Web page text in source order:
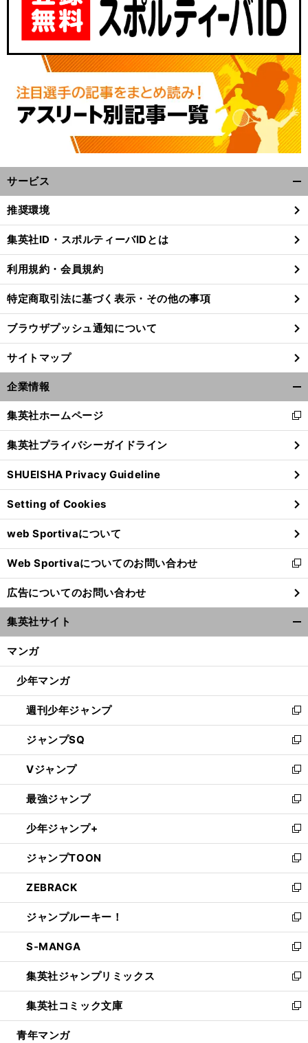
サービス
閉
る
推奨環境
集英社ID・スポルティーバIDとは
利用規約・会員規約
特定商取引法に基づく表示・その他の事項
ブラウザプッシュ通知について
サイトマップ
企業情報
閉
る
集英社ホームページ
新
し
い
ウ
ィ
ン
ド
ウ
で
開
く
集英社プライバシーガイドライン
SHUEISHA Privacy Guideline
Setting of Cookies
web Sportivaについて
Web Sportivaについてのお問い合わせ
新
し
い
ウ
ィ
ン
ウ
開
く
広告についてのお問い合わせ
集英社サイト
マンガ
少年マンガ
週刊少年ジャンプ
新
し
い
ウ
ィ
ン
ド
ウ
で
開
く
ジャンプSQ
新
し
い
ウ
ィ
ン
ド
ウ
で
開
く
Vジャンプ
新
し
い
ウ
ィ
ン
ド
ウ
で
開
く
最強ジャンプ
新
し
い
ウ
ィ
ン
ド
ウ
で
開
く
少年ジャンプ+
新
し
い
ウ
ィ
ン
ド
ウ
で
開
く
ジャンプTOON
新
し
い
ウ
ィ
ン
ド
ウ
で
開
く
ZEBRACK
新
し
い
ウ
ィ
ン
ド
ウ
で
開
ジャンプルーキー！
新
し
い
ウ
ィ
ン
ド
ウ
S-MANGA
新
し
い
ウ
ィ
ン
集英社ジャンプリミックス
新
し
い
ウ
集英社コミック文庫
新
し
青年マンガ